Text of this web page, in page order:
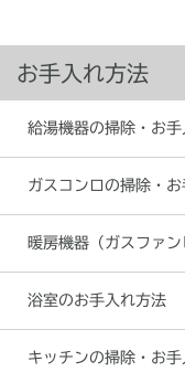
お手入れ方法
給湯機器の掃除・お
ガスコンロの掃除・
暖房機器（ガスファ
浴室のお手入れ方法
キッチンの掃除・お